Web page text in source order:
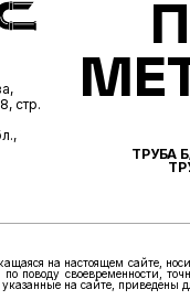
стр.
ТРУБА
на настоящем сайте,
поводу своевременности,
на сайте, приведены